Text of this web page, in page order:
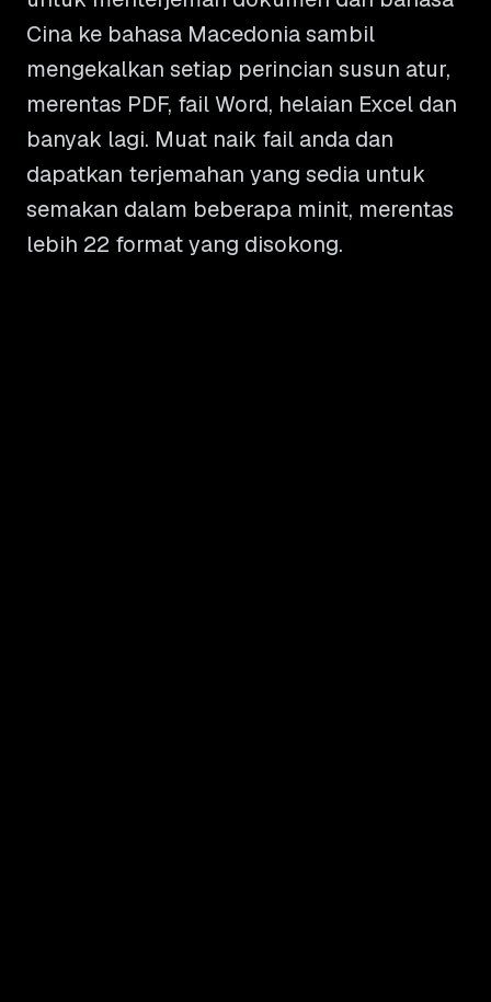
Cina ke bahasa Macedonia sambil
mengekalkan setiap perincian susun atur,
merentas PDF, fail Word, helaian Excel dan
banyak lagi. Muat naik fail anda dan
dapatkan terjemahan yang sedia untuk
semakan dalam beberapa minit, merentas
lebih 22 format yang disokong.